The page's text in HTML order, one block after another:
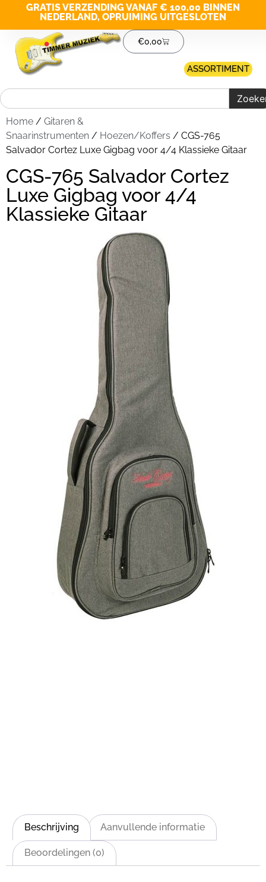
GRATIS VERZENDING VANAF € 100,00 BINNEN
NEDERLAND, OPRUIMING UITGESLOTEN
€0,00
ASSORTIMENT
Home / Gitaren &
Snaarinstrumenten / Hoezen/Koffers / CGS-765
Salvador Cortez Luxe Gigbag voor 4/4 Klassieke Gitaar
CGS-765 Salvador Cortez
Luxe Gigbag voor 4/4
Klassieke Gitaar
Beschrijving Aanvullende informatie
Beoordelingen (0)